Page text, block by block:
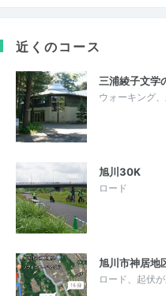
近くのコース
三浦綾子文学
ウォーキング
旭川30K
ロード
旭川市神居地
ロード、起伏